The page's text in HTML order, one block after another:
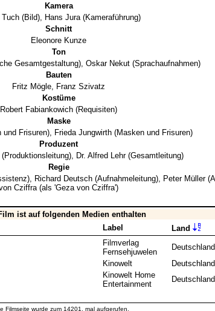
Kamera
Tuch(Bild), Hans Jura(Kameraführung)
Schnitt
Eleonore Kunze
Ton
Gesamtgestaltung), Oskar Nekut (Sprachaufnahmen)
Bauten
Fritz Mögle, Franz Szivatz
Kostüme
Robert Fabiankowich (Requisiten)
Maske
und Frisuren), Frieda Jungwirth(Masken und Frisuren)
Produzent
(Produktionsleitung), Dr. Alfred Lehr(Gesamtleitung)
Regie
Richard Deutsch (Aufnahmeleitung), Peter Müller
Cziffra(als 'Geza von Cziffra')
ist auf folgenden Medien enthalten
Label Land
Filmverlag
Fernsehjuwelen
Deutschland
Kinowelt Deutschland
Kinowelt Home
Entertainment
Deutschland
Filmseite wurde zum 14201. mal aufgerufen.